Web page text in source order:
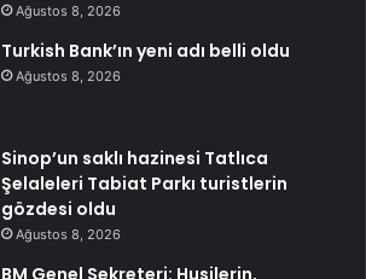
Ağustos 8, 2026
Turkish Bank’ın yeni adı belli oldu
Ağustos 8, 2026
Sinop’un saklı hazinesi Tatlıca
Şelaleleri Tabiat Parkı turistlerin
gözdesi oldu
Ağustos 8, 2026
BM Genel Sekreteri: Husilerin,